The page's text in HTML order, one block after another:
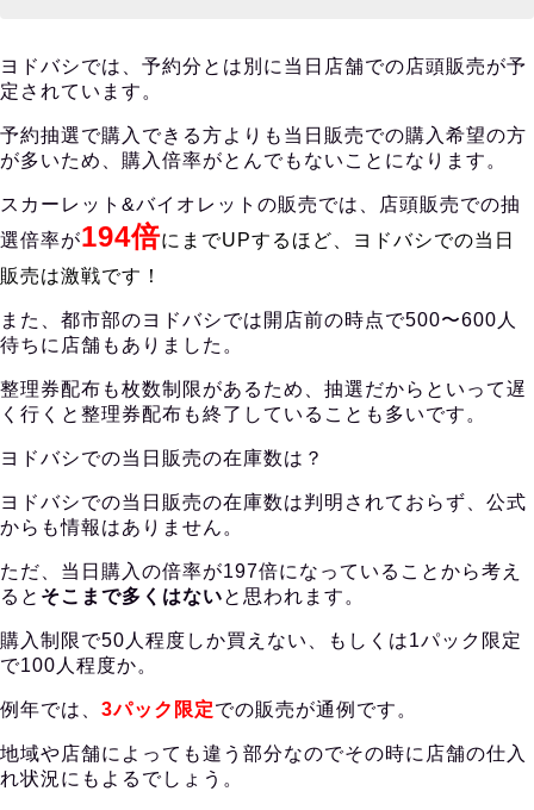
ヨドバシでは、予約分とは別に当日店舗での店頭販売が予
定されています。
予約抽選で購入できる方よりも当日販売での購入希望の方
が多いため、購入倍率がとんでもないことになります。
スカーレット&バイオレットの販売では、店頭販売での抽
選倍率が194倍にまでUPするほど、ヨドバシでの当日
販売は激戦です！
また、都市部のヨドバシでは開店前の時点で500〜600人
待ちに店舗もありました。
整理券配布も枚数制限があるため、抽選だからといって遅
く行くと整理券配布も終了していることも多いです。
ヨドバシでの当日販売の在庫数は？
ヨドバシでの当日販売の在庫数は判明されておらず、公式
からも情報はありません。
ただ、当日購入の倍率が197倍になっていることから考え
ると そこまで多くはないと思われます。
購入制限で50人程度しか買えない、もしくは1パック限定
で100人程度か。
例年では、 3パック限定での販売が通例です。
地域や店舗によっても違う部分なのでその時に店舗の仕入
れ状況にもよるでしょう。